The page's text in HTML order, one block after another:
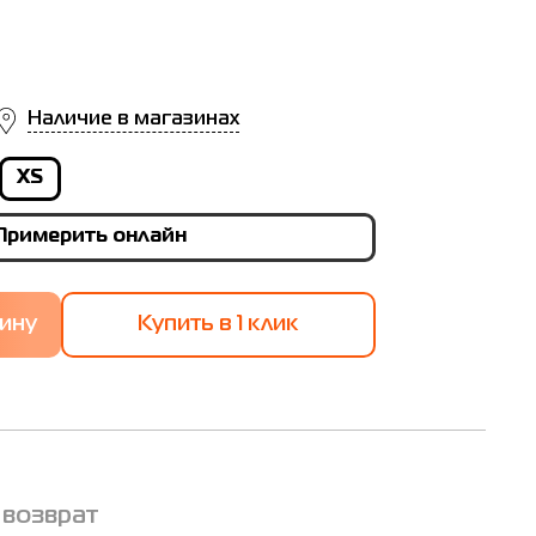
Наличие в магазинах
XS
онлайн
Купить в 1 клик